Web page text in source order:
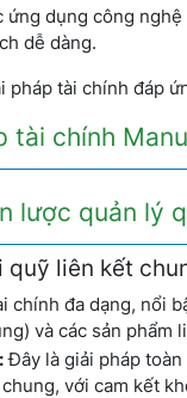
ứng dụng công
dễ dàng.
pháp tài chính đáp
tài chính
lược quản lý
liên kết
chính đa dạng, nổi
và các sản phẩm
Đây là giải pháp
với cam kết